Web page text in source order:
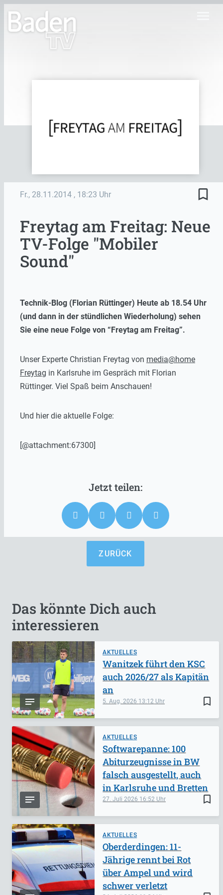
Fr., 28.11.2014 , 18:23 Uhr bookmark_border
Freytag am Freitag: Neue
TV-Folge "Mobiler
Sound"
Technik-Blog (Florian Rüttinger) Heute ab 18.54 Uhr
(und dann in der stündlichen Wiederholung) sehen
Sie eine neue Folge von “Freytag am Freitag”.
Unser Experte Christian Freytag von media@home
Freytag in Karlsruhe im Gespräch mit Florian
Rüttinger. Viel Spaß beim Anschauen!
Und hier die aktuelle Folge:
[@attachment:67300]
ZURÜCK
Das könnte Dich auch
interessieren
AKTUELLES
bookmark_border
5. Aug. 2026 13:12
Wanitzek führt den KSC
auch 2026/27 als Kapitän
an
AKTUELLES
bookmark_border
27. Juli 2026 16:52
Softwarepanne: 100
Abiturzeugnisse in BW
falsch ausgestellt, auch
in Karlsruhe und Bretten
AKTUELLES
Oberderdingen: 11-
Jährige rennt bei Rot
über Ampel und wird
schwer verletzt